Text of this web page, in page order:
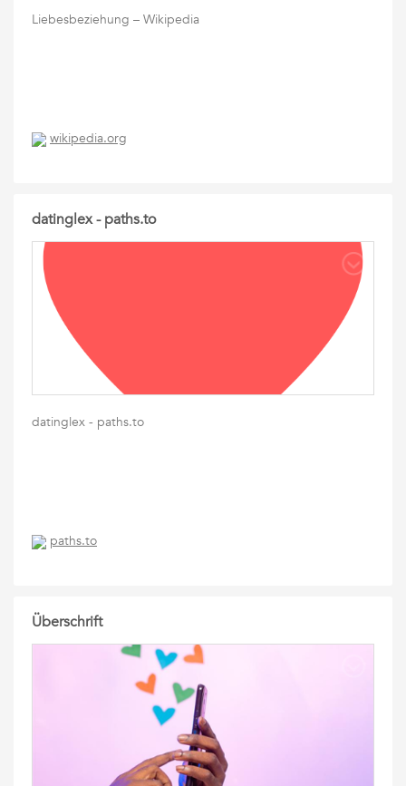
Liebesbeziehung – Wikipedia
wikipedia.org
datinglex - paths.to
datinglex - paths.to
paths.to
Überschrift